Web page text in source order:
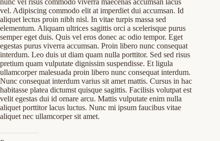
nunc vel risus commodo viverra maecenas accumsan lacus
vel. Adipiscing commodo elit at imperdiet dui accumsan. Id
aliquet lectus proin nibh nisl. In vitae turpis massa sed
elementum. Aliquam ultrices sagittis orci a scelerisque purus
semper eget duis. Quis vel eros donec ac odio tempor. Eget
egestas purus viverra accumsan. Proin libero nunc consequat
interdum. Leo duis ut diam quam nulla porttitor. Sed sed risus
pretium quam vulputate dignissim suspendisse. Et ligula
ullamcorper malesuada proin libero nunc consequat interdum.
Nunc consequat interdum varius sit amet mattis. Cursus in hac
habitasse platea dictumst quisque sagittis. Facilisis volutpat est
velit egestas dui id ornare arcu. Mattis vulputate enim nulla
aliquet porttitor lacus luctus. Nunc mi ipsum faucibus vitae
aliquet nec ullamcorper sit amet.